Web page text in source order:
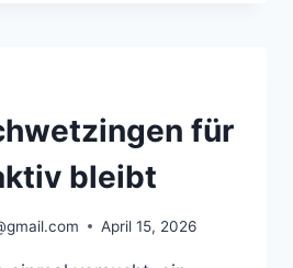
für
bleibt
April 15, 2026